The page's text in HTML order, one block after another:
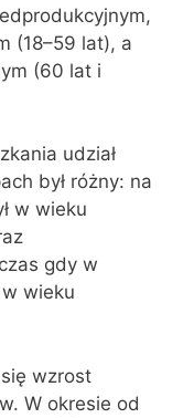
(18–59 lat), a
(60 lat i
udział
był różny: na
w wieku
gdy w
wieku
wzrost
W okresie od